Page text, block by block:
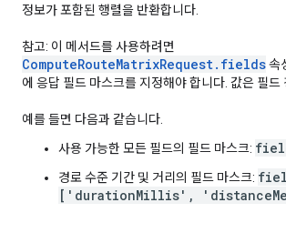
정보가 포함된 행렬을 반환합니다.
참고: 이 메서드를 사용하려면
ComputeRouteMatrixRequest.fields속
에 응답 필드 마스크를 지정해야 합니다. 값은 필드
예를 들면 다음과 같습니다.
사용 가능한 모든 필드의 필드 마스크:
경로 수준 기간 및 거리의 필드 마스크:
['durationMillis',